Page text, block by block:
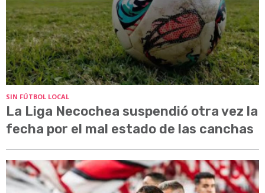
SIN FÚTBOL LOCAL
La Liga Necochea suspendió otra vez la
fecha por el mal estado de las canchas